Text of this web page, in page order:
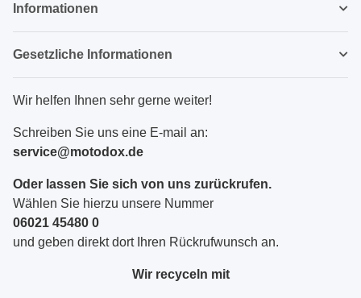
Informationen
Gesetzliche Informationen
Wir helfen Ihnen sehr gerne weiter!
Schreiben Sie uns eine E-mail an:
service@motodox.de
Oder lassen Sie sich von uns zurückrufen.
Wählen Sie hierzu unsere Nummer
06021 45480 0
und geben direkt dort Ihren Rückrufwunsch an.
Wir recyceln mit